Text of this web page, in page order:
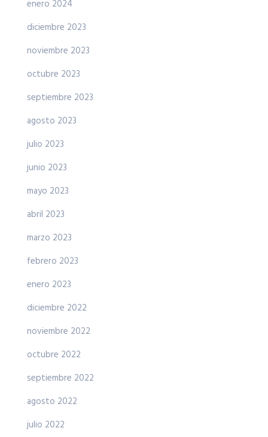
enero 2024
diciembre 2023
noviembre 2023
octubre 2023
septiembre 2023
agosto 2023
julio 2023
junio 2023
mayo 2023
abril 2023
marzo 2023
febrero 2023
enero 2023
diciembre 2022
noviembre 2022
octubre 2022
septiembre 2022
agosto 2022
julio 2022